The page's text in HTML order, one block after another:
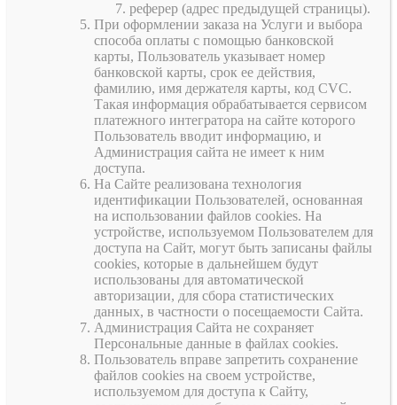
реферер (адрес предыдущей страницы).
При оформлении заказа на Услуги и выбора
способа оплаты с помощью банковской
карты, Пользователь указывает номер
банковской карты, срок ее действия,
фамилию, имя держателя карты, код CVC.
Такая информация обрабатывается сервисом
платежного интегратора на сайте которого
Пользователь вводит информацию, и
Администрация сайта не имеет к ним
доступа.
На Сайте реализована технология
идентификации Пользователей, основанная
на использовании файлов cookies. На
устройстве, используемом Пользователем для
доступа на Сайт, могут быть записаны файлы
cookies, которые в дальнейшем будут
использованы для автоматической
авторизации, для сбора статистических
данных, в частности о посещаемости Сайта.
Администрация Сайта не сохраняет
Персональные данные в файлах cookies.
Пользователь вправе запретить сохранение
файлов cookies на своем устройстве,
используемом для доступа к Сайту,